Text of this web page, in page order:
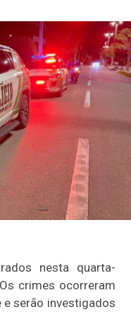
nesta quarta-
crimes ocorreram
serão investigados